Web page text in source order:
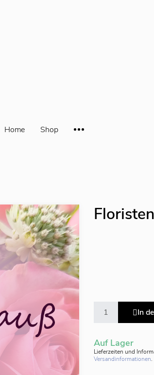
Home Shop
In
Auf Lager
Lieferzeiten und
Versandinformationen.